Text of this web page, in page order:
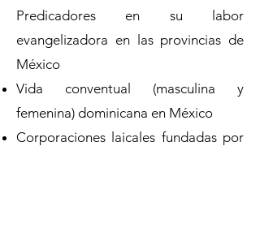
Predicadores en su labor
evangelizadora en las provincias de
México
Vida conventual (masculina y
femenina) dominicana en México
Corporaciones laicales fundadas por